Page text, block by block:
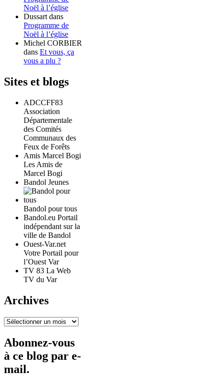
Noël à l’église
Dussart dans
Programme de
Noël à l’église
Michel CORBIER
dans Et vous, ça
vous a plu ?
Sites et blogs
ADCCFF83
Association
Départementale
des Comités
Communaux des
Feux de Forêts
Amis Marcel Bogi
Les Amis de
Marcel Bogi
Bandol Jeunes
Bandol pour tous
Bandol.eu Portail
indépendant sur la
ville de Bandol
Ouest-Var.net
Votre Portail pour
l’Ouest Var
TV 83 La Web
TV du Var
Archives
Archives
Abonnez-vous
à ce blog par e-
mail.